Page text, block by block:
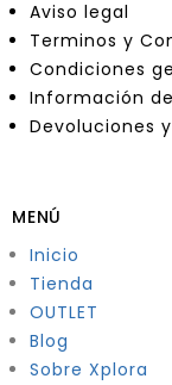
Aviso legal
Terminos y
Condiciones
Información
Devoluciones
MENÚ
Inicio
Tienda
OUTLET
Blog
Sobre Xplora